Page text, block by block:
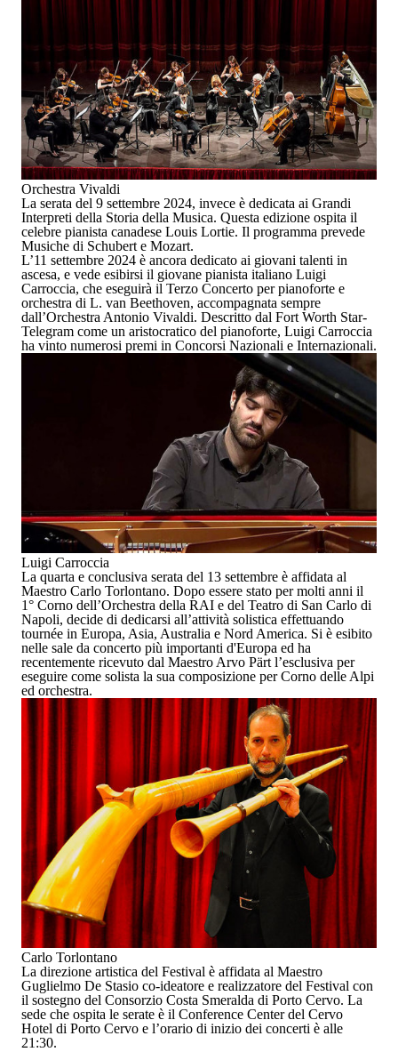
Orchestra Vivaldi
La serata del 9 settembre 2024, invece è dedicata ai Grandi
Interpreti della Storia della Musica. Questa edizione ospita il
celebre pianista canadese Louis Lortie. Il programma prevede
Musiche di Schubert e Mozart.
L’11 settembre 2024 è ancora dedicato ai giovani talenti in
ascesa, e vede esibirsi il giovane pianista italiano Luigi
Carroccia, che eseguirà il Terzo Concerto per pianoforte e
orchestra di L. van Beethoven, accompagnata sempre
dall’Orchestra Antonio Vivaldi. Descritto dal Fort Worth Star-
Telegram come un aristocratico del pianoforte, Luigi Carroccia
ha vinto numerosi premi in Concorsi Nazionali e Internazionali.
Luigi Carroccia
La quarta e conclusiva serata del 13 settembre è affidata al
Maestro Carlo Torlontano. Dopo essere stato per molti anni il
1° Corno dell’Orchestra della RAI e del Teatro di San Carlo di
Napoli, decide di dedicarsi all’attività solistica effettuando
tournée in Europa, Asia, Australia e Nord America. Si è esibito
nelle sale da concerto più importanti d'Europa ed ha
recentemente ricevuto dal Maestro Arvo Pärt l’esclusiva per
eseguire come solista la sua composizione per Corno delle Alpi
ed orchestra.
Carlo Torlontano
La direzione artistica del Festival è affidata al Maestro
Guglielmo De Stasio co-ideatore e realizzatore del Festival con
il sostegno del Consorzio Costa Smeralda di Porto Cervo. La
sede che ospita le serate è il Conference Center del Cervo
Hotel di Porto Cervo e l’orario di inizio dei concerti è alle
21:30.